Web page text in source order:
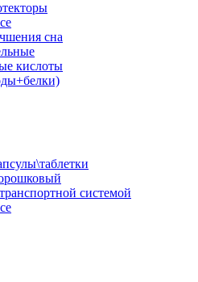
сна
кислоты
системой